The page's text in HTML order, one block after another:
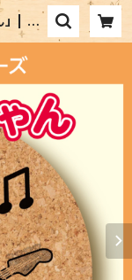
| SE